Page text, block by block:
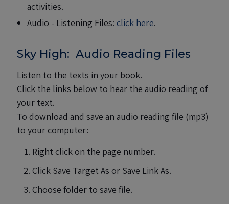
activities.
Audio - Listening Files: click here.
Sky High: Audio Reading Files
Listen to the texts in your book.
Click the links below to hear the audio reading of
your text.
To download and save an audio reading file (mp3)
to your computer:
Right click on the page number.
Click Save Target As or Save Link As.
Choose folder to save file.